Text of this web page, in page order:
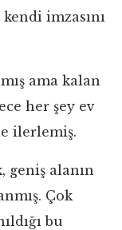
imzasını
ama kalan
her şey ev
ilerlemiş.
geniş alanın
Çok
bu